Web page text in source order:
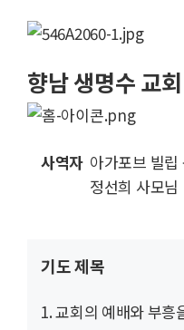
향남 생명수 교회
사역자 아가포브 빌립
정선희 사모님
기도 제목
1. 교회의 예배와 부흥